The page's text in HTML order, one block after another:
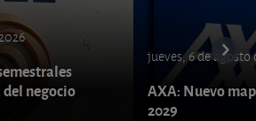
negocio
jueves, 6 de agosto
AXA: Nuevo
2029